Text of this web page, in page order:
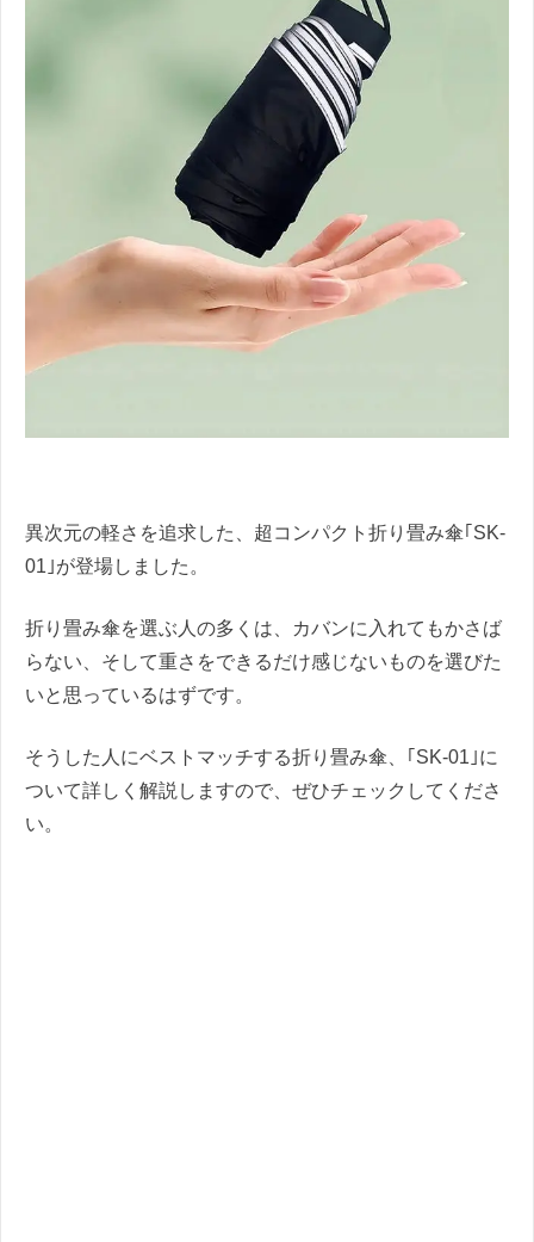
異次元の軽さを追求した、超コンパクト折り畳み傘｢SK-
01｣が登場しました。
折り畳み傘を選ぶ人の多くは、カバンに入れてもかさば
らない、そして重さをできるだけ感じないものを選びた
いと思っているはずです。
そうした人にベストマッチする折り畳み傘、｢SK-01｣に
ついて詳しく解説しますので、ぜひチェックしてくださ
い。